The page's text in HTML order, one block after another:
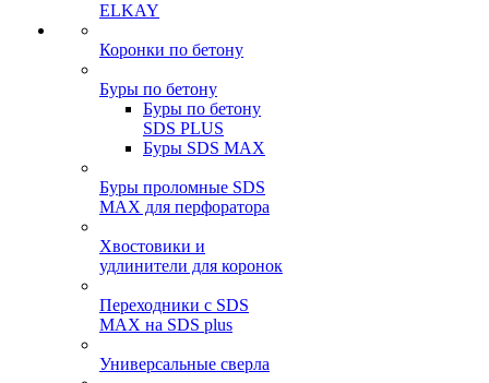
ELKAY
Коронки по бетону
Буры по бетону
Буры по бетону
SDS PLUS
Буры SDS MAX
Буры проломные SDS
MAX для перфоратора
Хвостовики и
удлинители для коронок
Переходники с SDS
MAX на SDS plus
Универсальные сверла